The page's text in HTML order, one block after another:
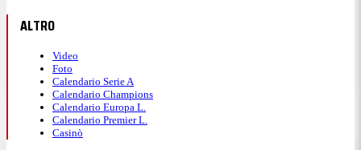
ALTRO
Video
Foto
Calendario Serie A
Calendario Champions
Calendario Europa L.
Calendario Premier L.
Casinò